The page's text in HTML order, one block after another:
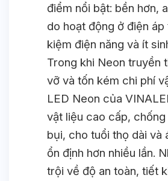
điểm nổi bật: bền hơn,
do hoạt động ở điện
kiệm điện năng và ít
Trong khi Neon truyền
vỡ và tốn kém chi phí
LED Neon của
vật liệu cao cấp,
bụi, cho tuổi thọ dài và
ổn định hơn nhiều lần.
trội về độ an toàn, tiết